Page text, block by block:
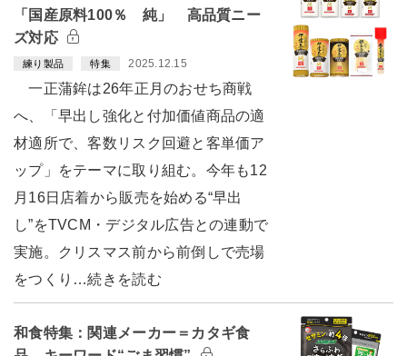
「国産原料100％ 純」 高品質ニー
ズ対応
練り製品 特集 2025.12.15
一正蒲鉾は26年正月のおせち商戦
へ、「早出し強化と付加価値商品の適
材適所で、客数リスク回避と客単価ア
ップ」をテーマに取り組む。今年も12
月16日店着から販売を始める“早出
し”をTVCM・デジタル広告との連動で
実施。クリスマス前から前倒しで売場
をつくり…続きを読む
和食特集：関連メーカー＝カタギ食